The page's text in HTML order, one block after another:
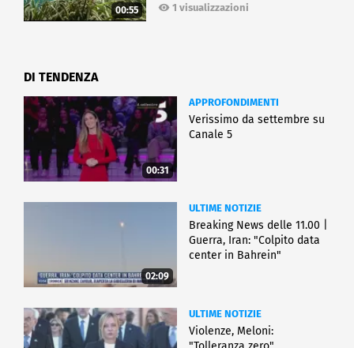
00:55 1 visualizzazioni
DI TENDENZA
00:31
APPROFONDIMENTI
Verissimo da settembre su
Canale 5
02:09
ULTIME NOTIZIE
Breaking News delle 11.00 |
Guerra, Iran: "Colpito data
center in Bahrein"
ULTIME NOTIZIE
Violenze, Meloni: